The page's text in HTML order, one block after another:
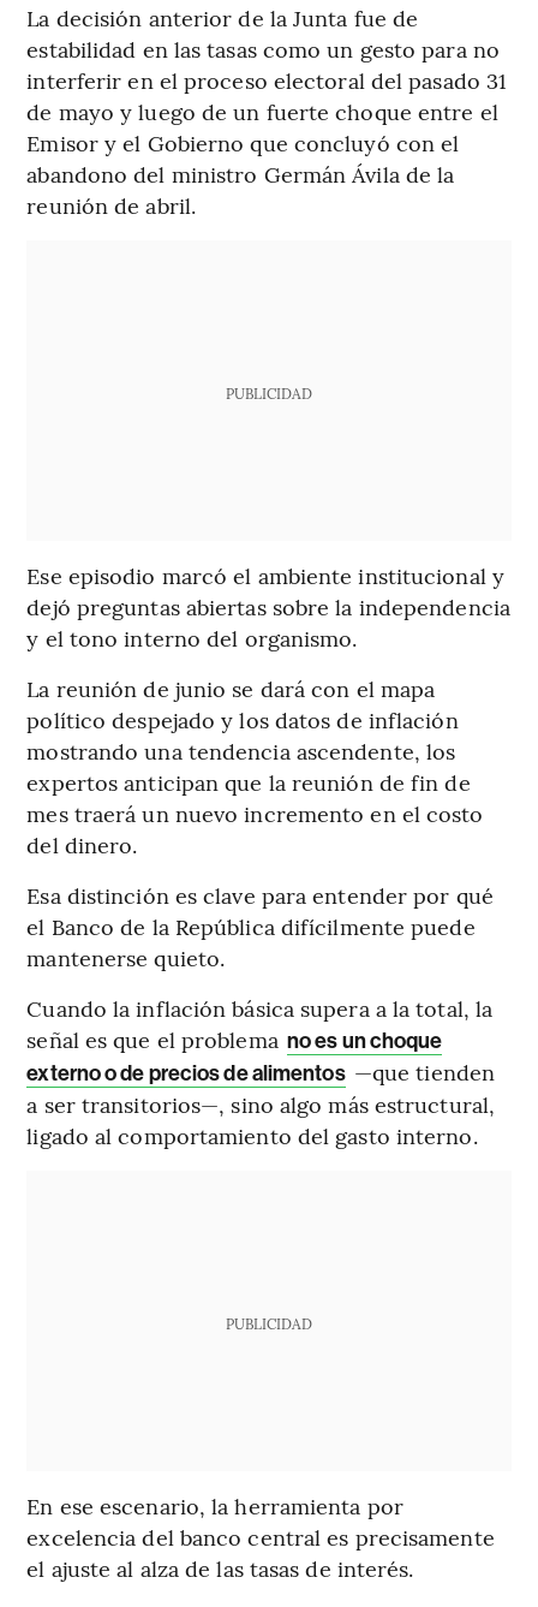
La decisión anterior de la Junta fue de
estabilidad en las tasas como un gesto para no
interferir en el proceso electoral del pasado 31
de mayo y luego de un fuerte choque entre el
Emisor y el Gobierno que concluyó con el
abandono del ministro Germán Ávila de la
reunión de abril.
PUBLICIDAD
Ese episodio marcó el ambiente institucional y
dejó preguntas abiertas sobre la independencia
y el tono interno del organismo.
La reunión de junio se dará con el mapa
político despejado y los datos de inflación
mostrando una tendencia ascendente, los
expertos anticipan que la reunión de fin de
mes traerá un nuevo incremento en el costo
del dinero.
Esa distinción es clave para entender por qué
el Banco de la República difícilmente puede
mantenerse quieto.
Cuando la inflación básica supera a la total, la
señal es que el problema no es un choque
externo o de precios de alimentos —que tienden
a ser transitorios—, sino algo más estructural,
ligado al comportamiento del gasto interno.
PUBLICIDAD
En ese escenario, la herramienta por
excelencia del banco central es precisamente
el ajuste al alza de las tasas de interés.